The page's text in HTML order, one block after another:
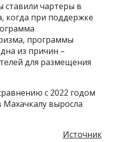
ставили чартеры в
когда при поддержке
программы
из причин –
для размещения
с 2022 годом
Махачкалу выросла
Источник